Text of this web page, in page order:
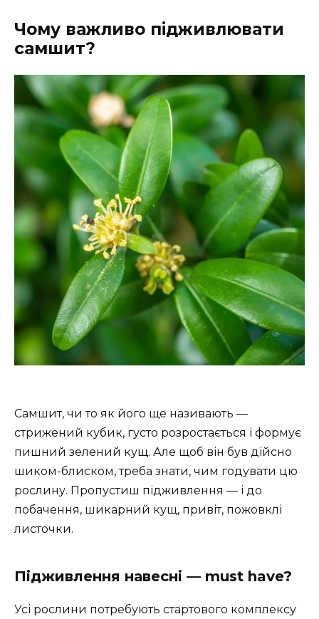
Чому важливо підживлювати
самшит?
Самшит, чи то як його ще називають —
стрижений кубик, густо розростається і формує
пишний зелений кущ. Але щоб він був дійсно
шиком-блиском, треба знати, чим годувати цю
рослину. Пропустиш підживлення — і до
побачення, шикарний кущ, привіт, пожовклі
листочки.
Підживлення навесні — must have?
Усі рослини потребують стартового комплексу